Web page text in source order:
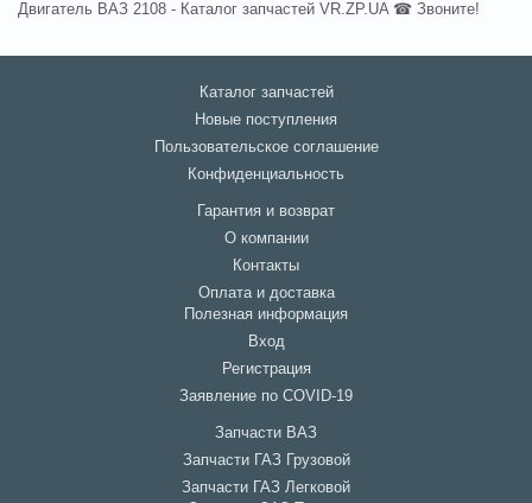
Двигатель ВАЗ 2108 - Каталог запчастей VR.ZP.UA ☎ Звоните!
Каталог запчастей
Новые поступления
Пользовательское соглашение
Конфиденциальность
Гарантия и возврат
О компании
Контакты
Оплата и доставка
Полезная информация
Вход
Регистрация
Заявление по COVID-19
Запчасти ВАЗ
Запчасти ГАЗ Грузовой
Запчасти ГАЗ Легковой